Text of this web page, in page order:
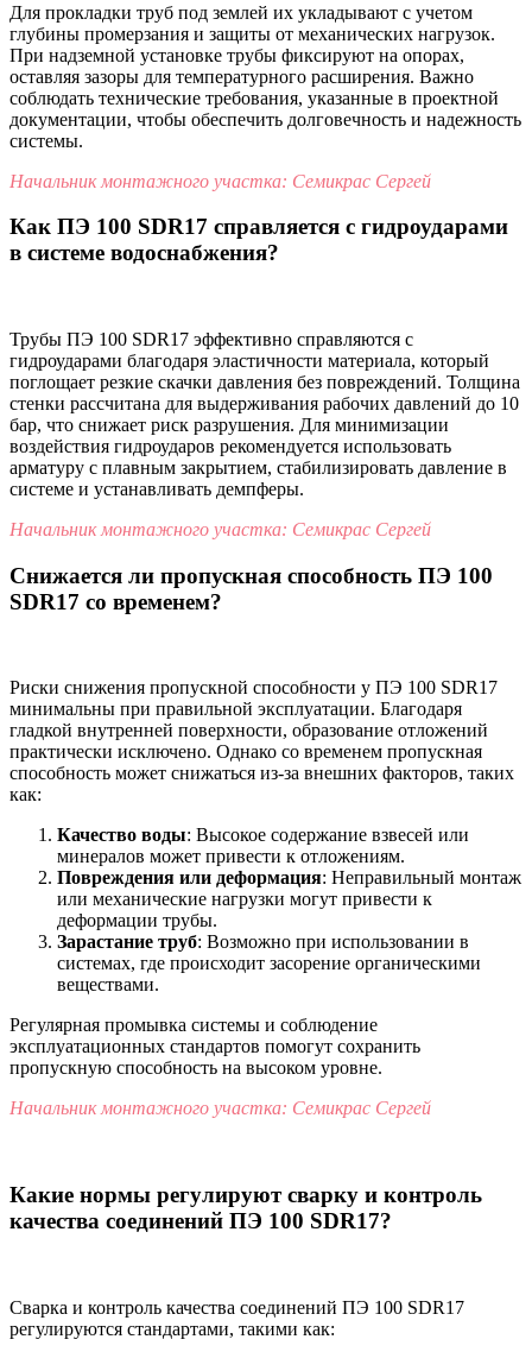
Для прокладки труб под землей их укладывают с учетом
глубины промерзания и защиты от механических нагрузок.
При надземной установке трубы фиксируют на опорах,
оставляя зазоры для температурного расширения. Важно
соблюдать технические требования, указанные в проектной
документации, чтобы обеспечить долговечность и надежность
системы.
Начальник монтажного участка: Семикрас Сергей
Как ПЭ 100 SDR17 справляется с гидроударами
в системе водоснабжения?
Трубы ПЭ 100 SDR17 эффективно справляются с
гидроударами благодаря эластичности материала, который
поглощает резкие скачки давления без повреждений. Толщина
стенки рассчитана для выдерживания рабочих давлений до 10
бар, что снижает риск разрушения. Для минимизации
воздействия гидроударов рекомендуется использовать
арматуру с плавным закрытием, стабилизировать давление в
системе и устанавливать демпферы.
Начальник монтажного участка: Семикрас Сергей
Снижается ли пропускная способность ПЭ 100
SDR17 со временем?
Риски снижения пропускной способности у ПЭ 100 SDR17
минимальны при правильной эксплуатации. Благодаря
гладкой внутренней поверхности, образование отложений
практически исключено. Однако со временем пропускная
способность может снижаться из-за внешних факторов, таких
как:
Качество воды: Высокое содержание взвесей или
минералов может привести к отложениям.
Повреждения или деформация: Неправильный монтаж
или механические нагрузки могут привести к
деформации трубы.
Зарастание труб: Возможно при использовании в
системах, где происходит засорение органическими
веществами.
Регулярная промывка системы и соблюдение
эксплуатационных стандартов помогут сохранить
пропускную способность на высоком уровне.
Начальник монтажного участка: Семикрас Сергей
Какие нормы регулируют сварку и контроль
качества соединений ПЭ 100 SDR17?
Сварка и контроль качества соединений ПЭ 100 SDR17
регулируются стандартами, такими как: